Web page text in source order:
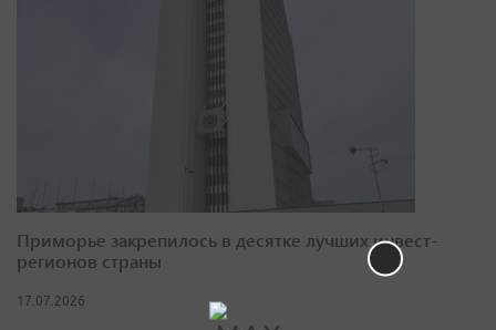
Приморье закрепилось в десятке лучших инвест-
регионов страны
17.07.2026